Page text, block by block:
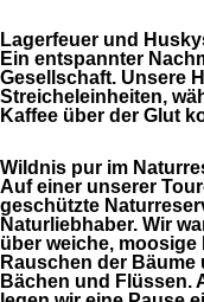
Lagerfeuer und
Ein entspannter
Gesellschaft. Unsere
Streicheleinheiten,
Kaffee über der Glut
Wildnis pur im
Auf einer unserer
geschützte
Naturliebhaber. Wir
über weiche, moosige
Rauschen der
Bächen und Flüssen.